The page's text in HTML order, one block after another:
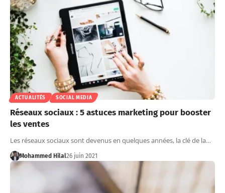
ACTUALITÉS SOCIAL MEDIA
Réseaux sociaux : 5 astuces marketing pour booster
les ventes
Les réseaux sociaux sont devenus en quelques années, la clé de la…
Mohammed Hilal26 juin 2021